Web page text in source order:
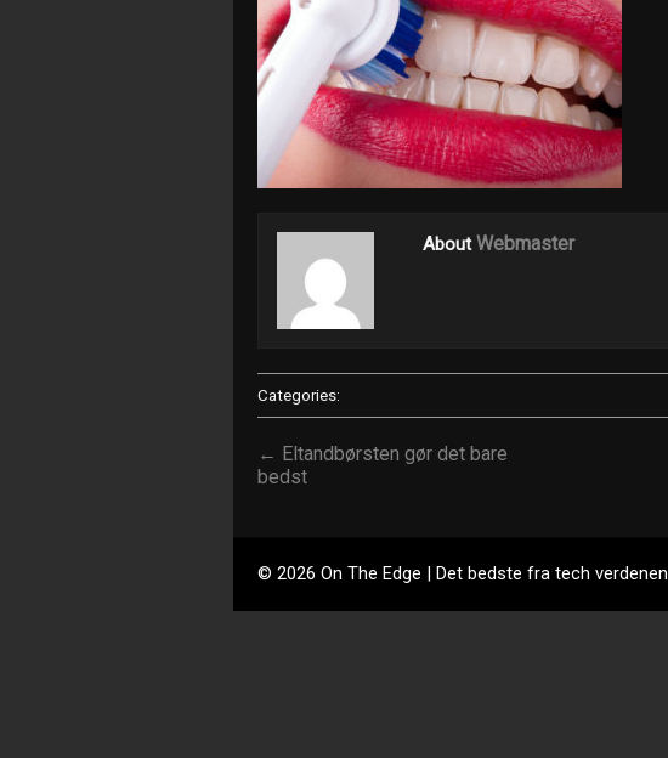
AboutWebmaster
Categories:
← Eltandbørsten gør det bare
bedst
© 2026 On The Edge | Det bedste fra tech verdenen